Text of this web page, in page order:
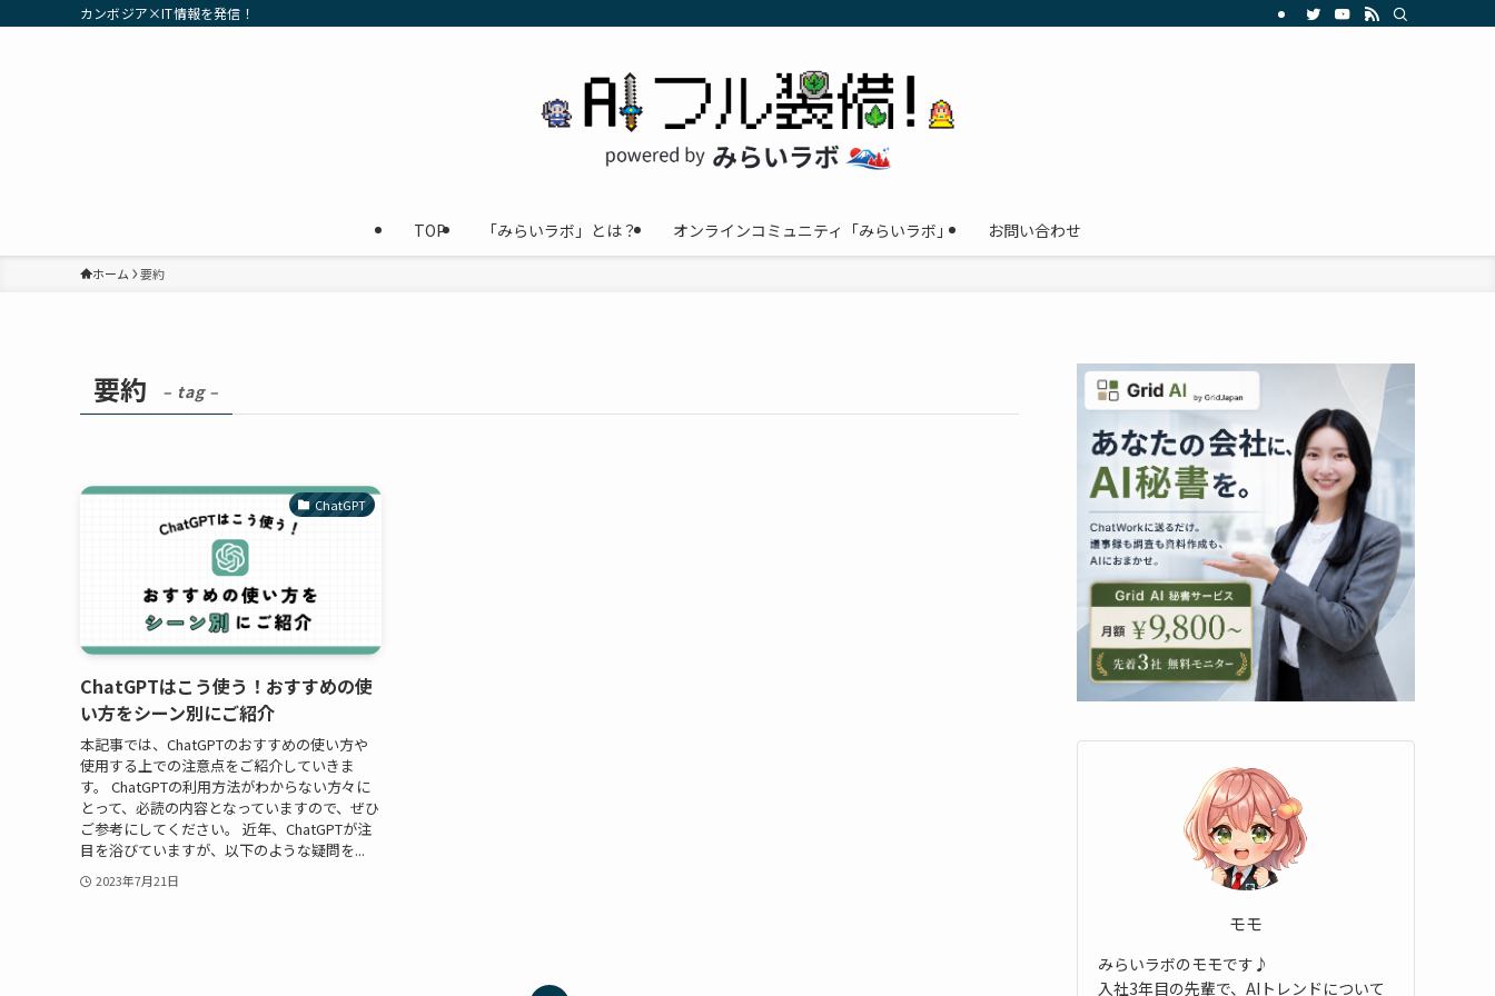
カンボジア×IT情報を発信！
TOP 「みらいラボ」とは？ オンラインコミュニティ「みらいラボ」 お問い合わせ
ホーム 要約
要約 – tag –
ChatGPT
ChatGPTはこう使う！おすすめの使
い方をシーン別にご紹介
本記事では、ChatGPTのおすすめの使い方や
使用する上での注意点をご紹介していきま
す。 ChatGPTの利用方法がわからない方々に
とって、必読の内容となっていますので、ぜひ
ご参考にしてください。 近年、ChatGPTが注
目を浴びていますが、以下のような疑問を...
2023年7月21日
モモ
みらいラボのモモです♪
入社3年目の先輩で、AIトレンドについて